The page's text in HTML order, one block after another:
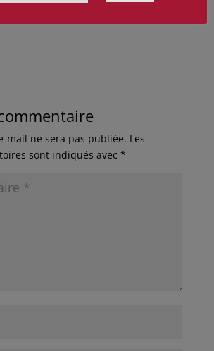
mail ne sera pas publiée. Les
sont indiqués avec *